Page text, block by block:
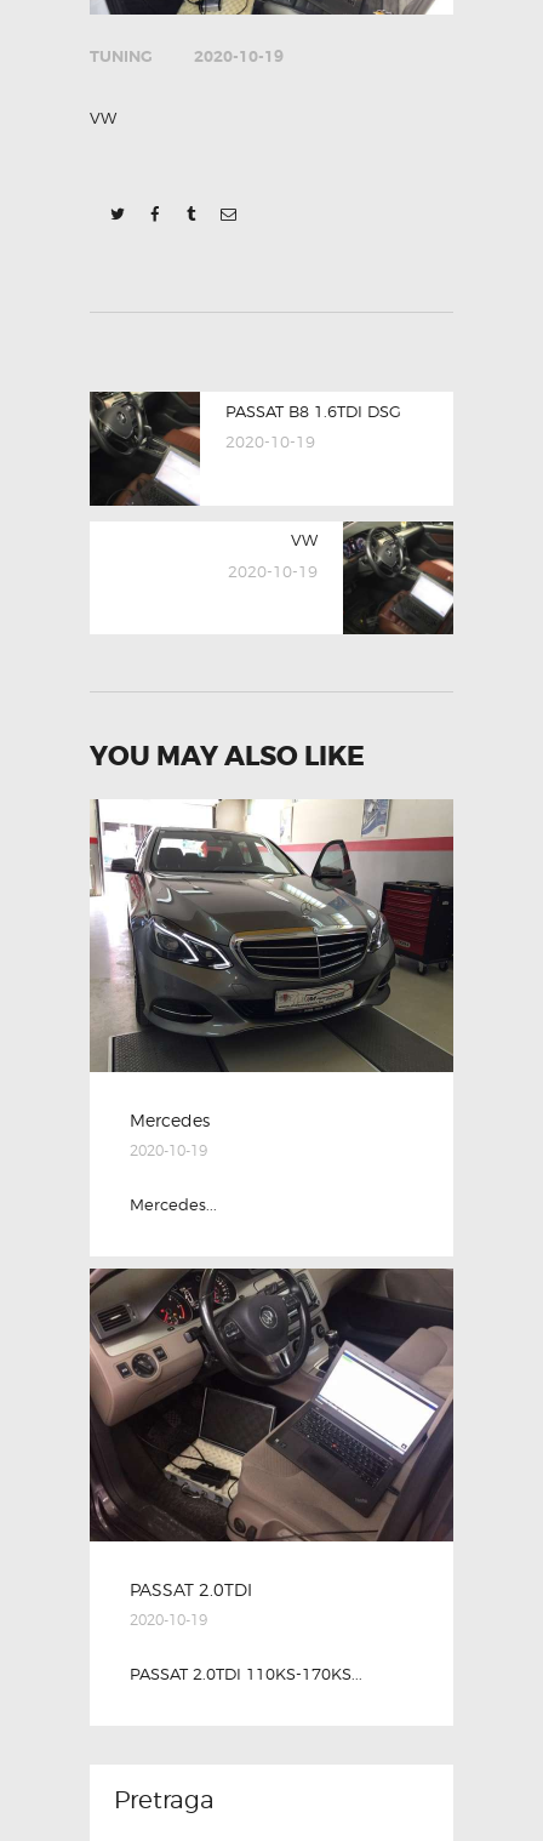
TUNING 2020-10-19
VW
POST
NAVIGATION
Previous
PASSAT B8 1.6TDI DSG
2020-10-19
Next
post:
VW
2020-10-19
YOU MAY ALSO LIKE
Mercedes
2020-10-19
Mercedes...
PASSAT 2.0TDI
2020-10-19
PASSAT 2.0TDI 110KS-170KS...
Pretraga